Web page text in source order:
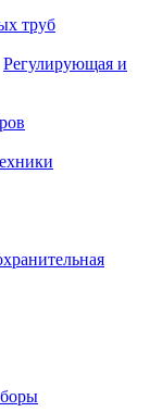
труб
Регулирующая и